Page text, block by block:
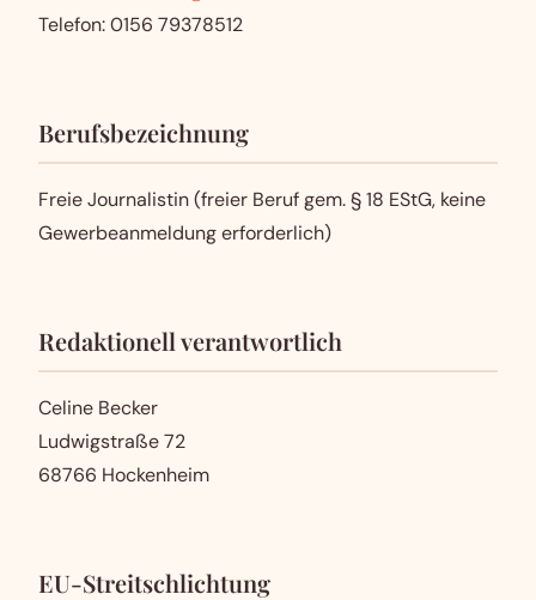
Telefon: 0156 79378512
Berufsbezeichnung
Freie Journalistin (freier Beruf gem. § 18 EStG, keine
Gewerbeanmeldung erforderlich)
Redaktionell verantwortlich
Celine Becker
Ludwigstraße 72
68766 Hockenheim
EU-Streitschlichtung